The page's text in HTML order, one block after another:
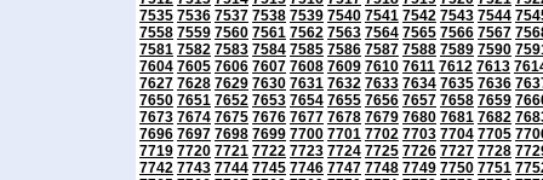
7535 7536 7537 7538 7539 7540 7541 7542 7543 7544
7558 7559 7560 7561 7562 7563 7564 7565 7566 7567
7581 7582 7583 7584 7585 7586 7587 7588 7589 7590
7604 7605 7606 7607 7608 7609 7610 7611 7612 7613
7627 7628 7629 7630 7631 7632 7633 7634 7635 7636
7650 7651 7652 7653 7654 7655 7656 7657 7658 7659
7673 7674 7675 7676 7677 7678 7679 7680 7681 7682
7696 7697 7698 7699 7700 7701 7702 7703 7704 7705
7719 7720 7721 7722 7723 7724 7725 7726 7727 7728
7742 7743 7744 7745 7746 7747 7748 7749 7750 7751